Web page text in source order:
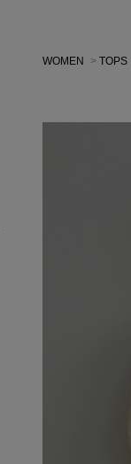
WOMEN > TOPS